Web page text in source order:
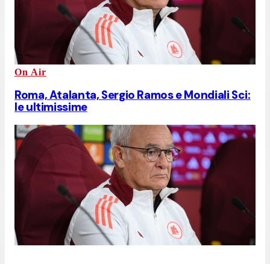
On Air
Roma, Atalanta, Sergio Ramos e Mondiali Sci:
le ultimissime